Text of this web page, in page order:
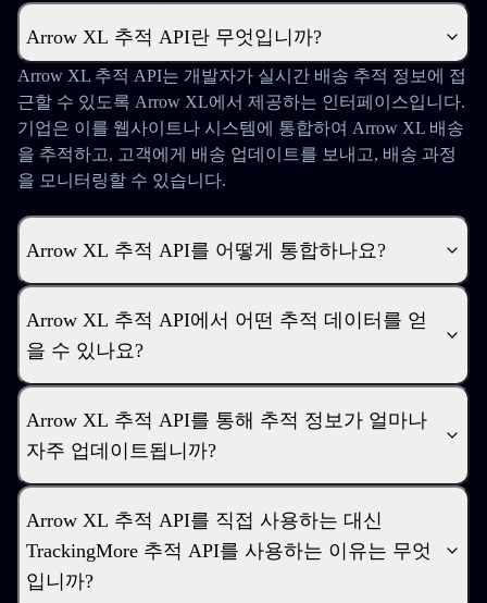
Arrow XL 추적 API란 무엇입니까?
Arrow XL 추적 API는 개발자가 실시간 배송 추적 정보에 접
근할 수 있도록 Arrow XL에서 제공하는 인터페이스입니다.
기업은 이를 웹사이트나 시스템에 통합하여 Arrow XL 배송
을 추적하고, 고객에게 배송 업데이트를 보내고, 배송 과정
을 모니터링할 수 있습니다.
Arrow XL 추적 API를 어떻게 통합하나요?
Arrow XL 추적 API에서 어떤 추적 데이터를 얻
을 수 있나요?
Arrow XL 추적 API를 통해 추적 정보가 얼마나
자주 업데이트됩니까?
Arrow XL 추적 API를 직접 사용하는 대신
TrackingMore 추적 API를 사용하는 이유는 무엇
입니까?